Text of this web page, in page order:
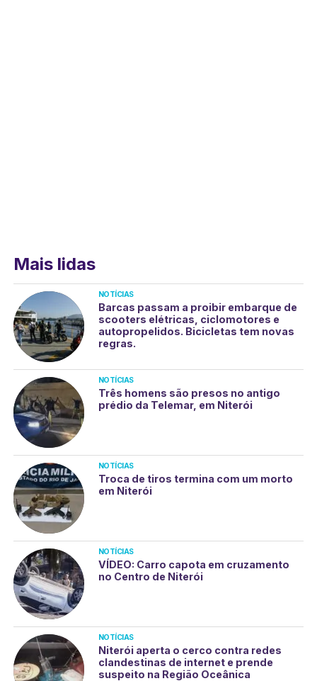
Mais lidas
NOTÍCIAS
Barcas passam a proibir embarque de
scooters elétricas, ciclomotores e
autopropelidos. Bicicletas tem novas
regras.
NOTÍCIAS
Três homens são presos no antigo
prédio da Telemar, em Niterói
NOTÍCIAS
Troca de tiros termina com um morto
em Niterói
NOTÍCIAS
VÍDEO: Carro capota em cruzamento
no Centro de Niterói
NOTÍCIAS
Niterói aperta o cerco contra redes
clandestinas de internet e prende
suspeito na Região Oceânica